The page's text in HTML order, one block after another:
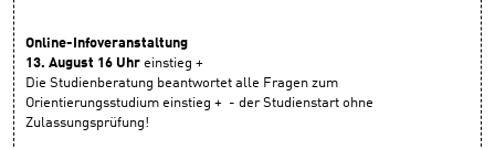
Online-Infoveranstaltung
13. August 16 Uhr einstieg +
Die Studienberatung beantwortet alle Fragen zum
Orientierungsstudium einstieg + - der Studienstart ohne
Zulassungsprüfung!